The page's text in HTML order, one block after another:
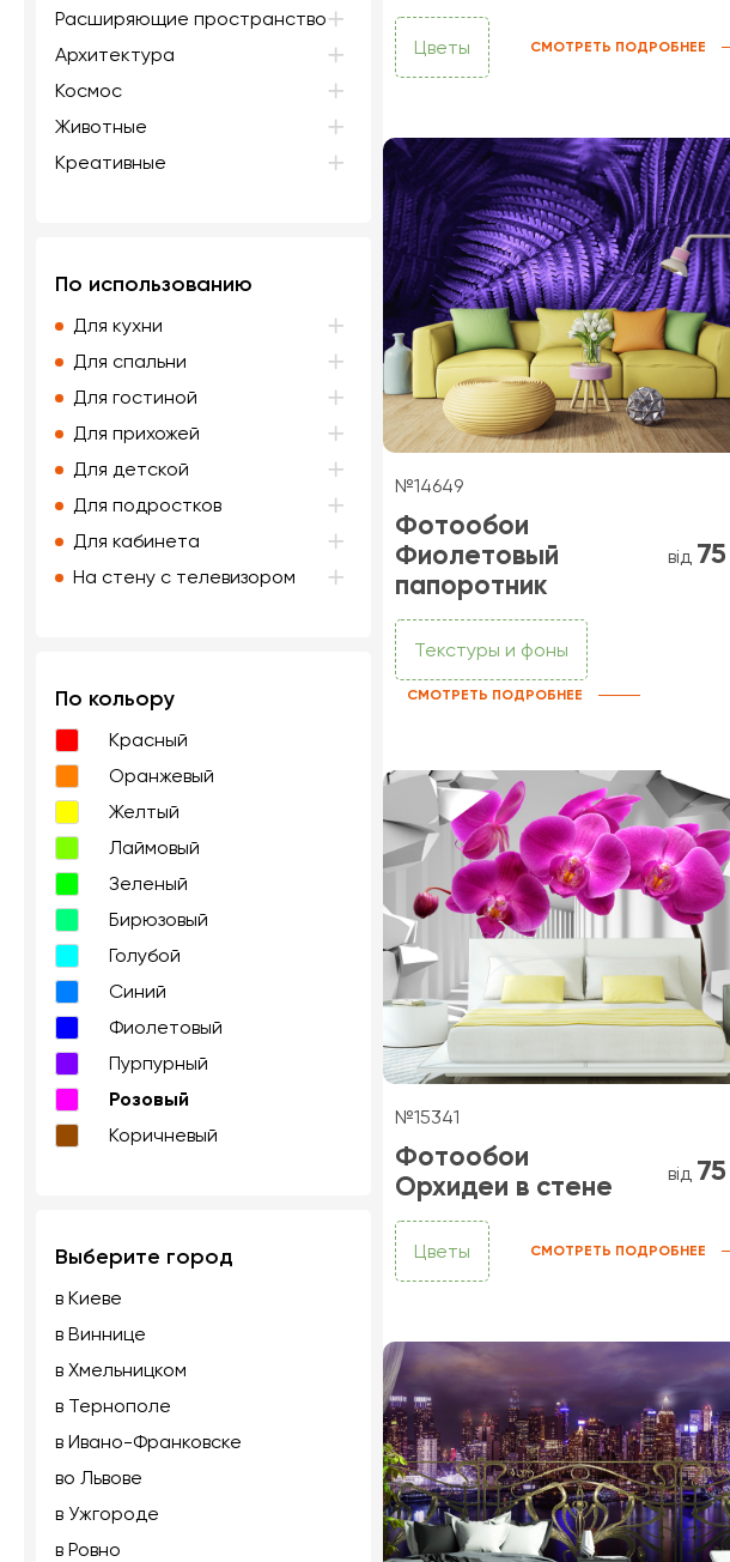
Расширяющие пространство
Архитектура
Космос
Животные
Креативные
По использованию
Для кухни
Для спальни
Для гостиной
Для прихожей
Для детской
Для подростков
Для кабинета
На стену с телевизором
По кольору
Красный
Оранжевый
Желтый
Лаймовый
Зеленый
Бирюзовый
Голубой
Синий
Фиолетовый
Пурпурный
Розовый
Коричневый
Выберите город
в Киеве
в Виннице
в Хмельницком
в Тернополе
в Ивано-Франковске
во Львове
в Ужгороде
в Ровно
Цветы СМОТРЕТЬ ПОДРОБНЕЕ
№14649
Фотообои
Фиолетовый
папоротник
від 75
Текстуры и фоны
СМОТРЕТЬ ПОДРОБНЕЕ
№15341
Фотообои
Орхидеи в стене
від 75
Цветы СМОТРЕТЬ ПОДРОБНЕЕ